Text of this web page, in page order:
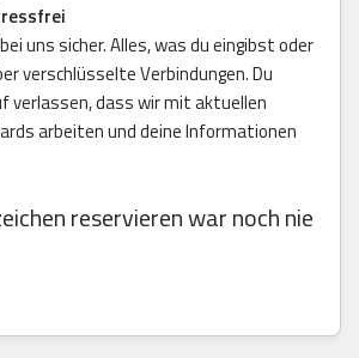
uns sicher. Alles, was du eingibst oder
verschlüsselte Verbindungen. Du
verlassen, dass wir mit aktuellen
arbeiten und deine Informationen
reservieren war noch nie